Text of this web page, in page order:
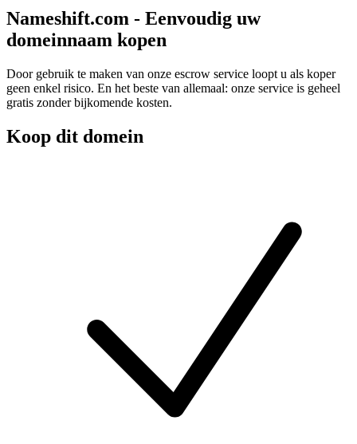
Nameshift.com - Eenvoudig uw
domeinnaam kopen
Door gebruik te maken van onze escrow service loopt u als koper
geen enkel risico. En het beste van allemaal: onze service is geheel
gratis zonder bijkomende kosten.
Koop dit domein